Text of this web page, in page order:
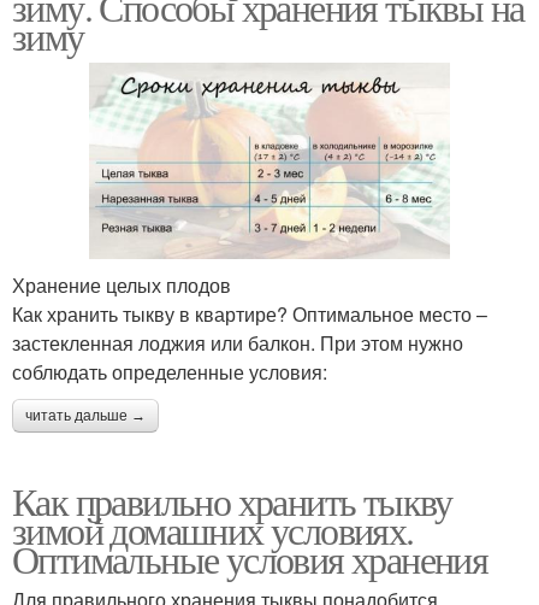
зиму
Хранение целых плодов
Как хранить тыкву в квартире? Оптимальное место –
застекленная лоджия или балкон. При этом нужно
соблюдать определенные условия:
читать дальше →
Как правильно хранить тыкву
зимой домашних условиях.
Оптимальные условия хранения
Для правильного хранения тыквы понадобится